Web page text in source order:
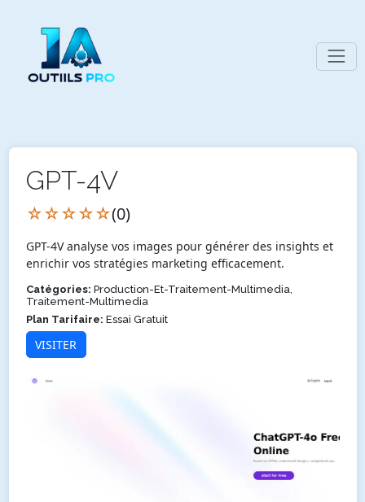
GPT-4V
☆☆☆☆☆(0)
GPT-4V analyse vos images pour générer des insights et
enrichir vos stratégies marketing efficacement.
Catégories: Production-Et-Traitement-Multimedia,
Traitement-Multimedia
Plan Tarifaire: Essai Gratuit
VISITER